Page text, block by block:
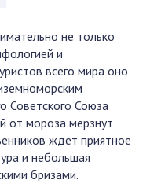
не только
и
всего мира оно
Советского Союза
от мороза мерзнут
ждет приятное
и небольшая
бризами.